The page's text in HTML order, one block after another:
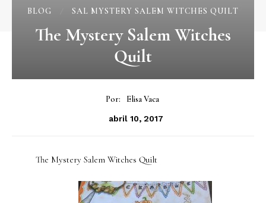
BLOG SAL MYSTERY SALEM WITCHES QUILT
The Mystery Salem Witches
Quilt
Por: Elisa Vaca
abril 10, 2017
The Mystery Salem Witches Quilt